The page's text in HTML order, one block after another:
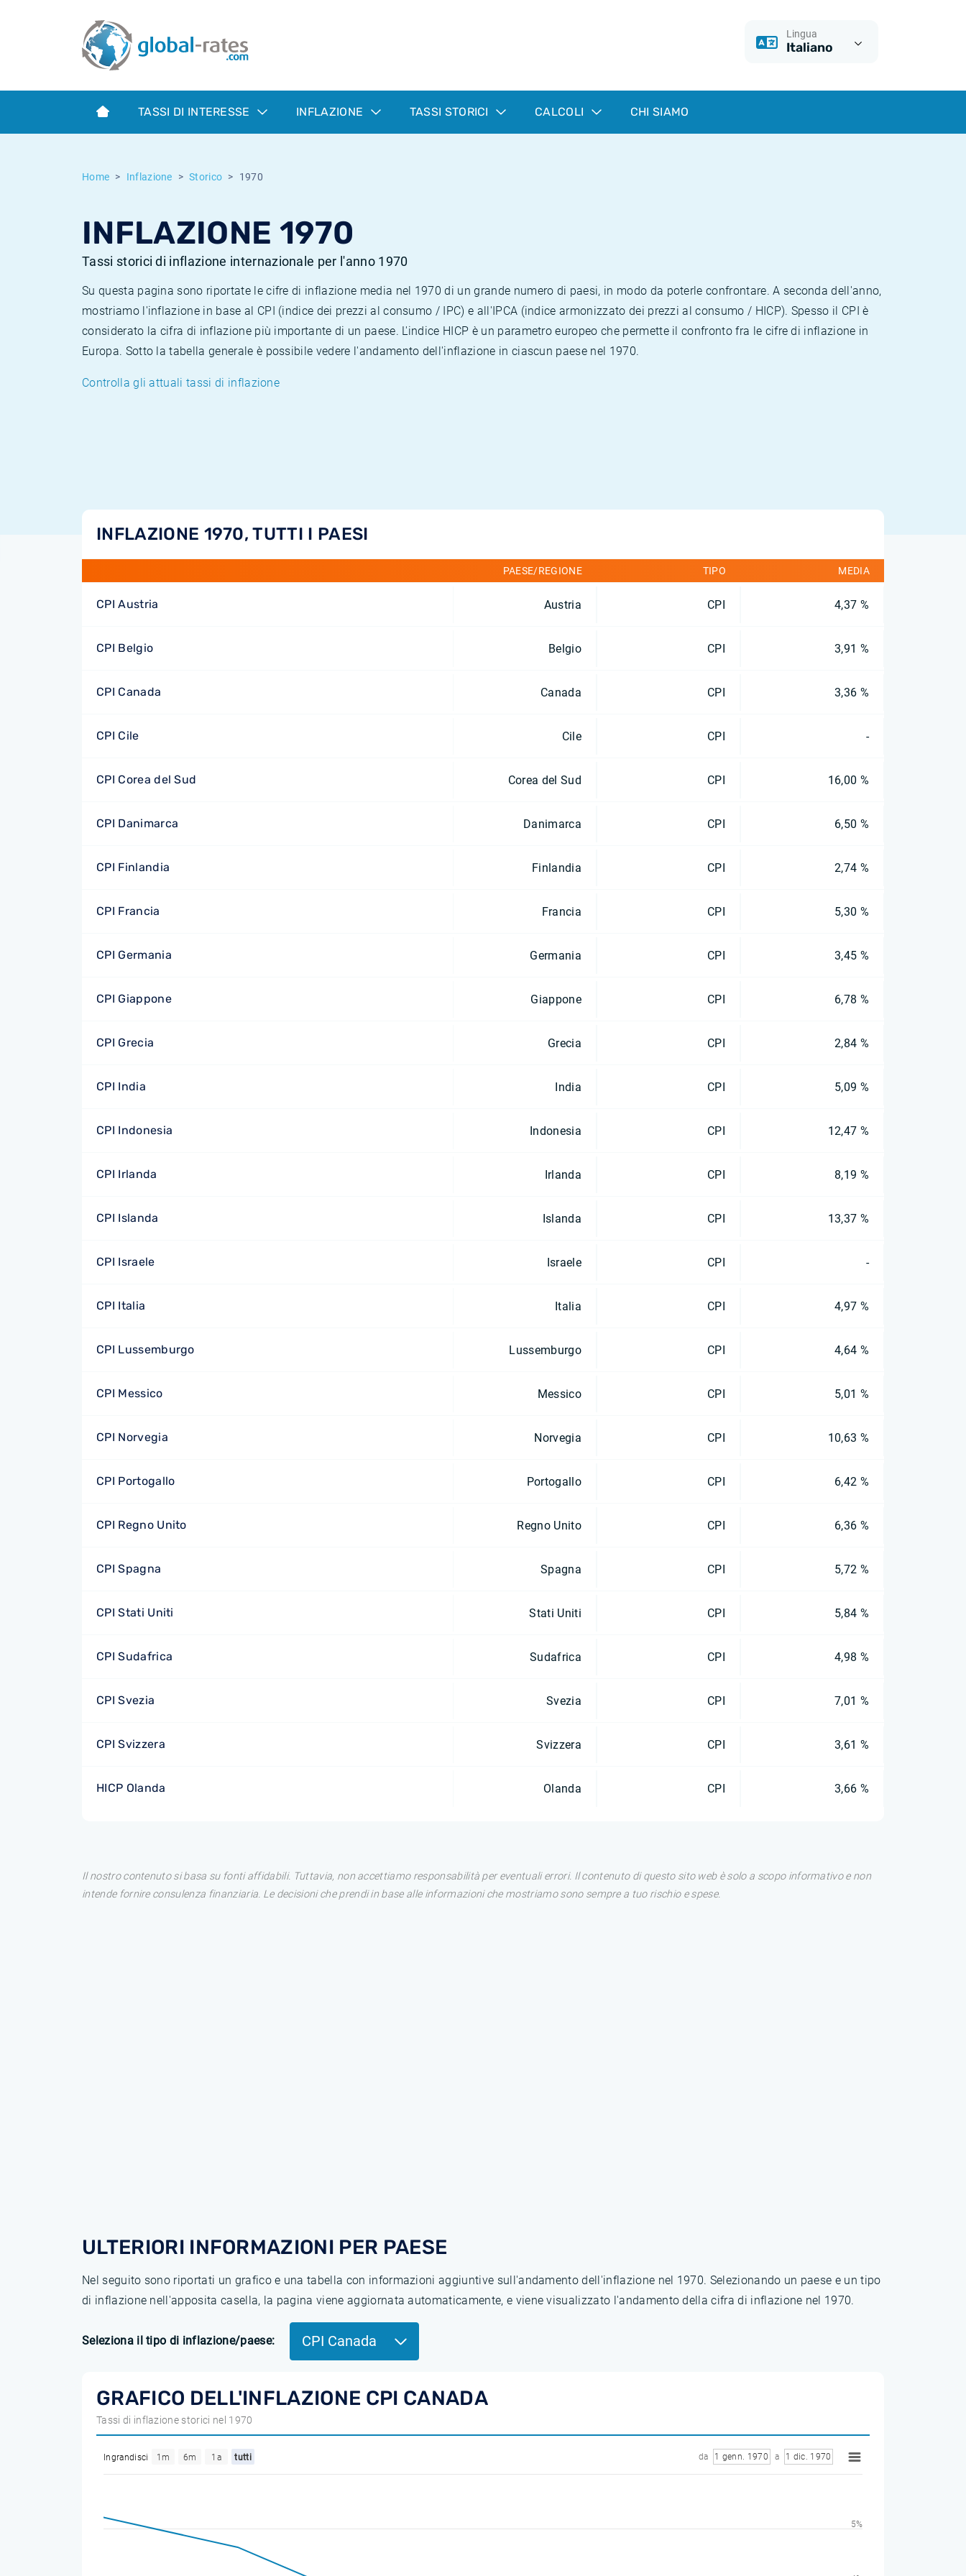
Lingua
Italiano
TASSI DI INTERESSE INFLAZIONE TASSI STORICI CALCOLI CHI SIAMO
Home Inflazione Storico 1970
INFLAZIONE 1970
Tassi storici di inflazione internazionale per l'anno 1970
Su questa pagina sono riportate le cifre di inflazione media nel 1970 di un grande numero di paesi, in modo da poterle confrontare. A seconda dell'anno,
mostriamo l'inflazione in base al CPI (indice dei prezzi al consumo / IPC) e all'IPCA (indice armonizzato dei prezzi al consumo / HICP). Spesso il CPI è
considerato la cifra di inflazione più importante di un paese. L'indice HICP è un parametro europeo che permette il confronto fra le cifre di inflazione in
Europa. Sotto la tabella generale è possibile vedere l'andamento dell'inflazione in ciascun paese nel 1970.
Controlla gli attuali tassi di inflazione
INFLAZIONE 1970, TUTTI I PAESI
PAESE/REGIONE TIPO MEDIA
CPI Austria Austria CPI 4,37 %
CPI Belgio Belgio CPI 3,91 %
CPI Canada Canada CPI 3,36 %
CPI Cile Cile CPI -
CPI Corea del Sud Corea del Sud CPI 16,00 %
CPI Danimarca Danimarca CPI 6,50 %
CPI Finlandia Finlandia CPI 2,74 %
CPI Francia Francia CPI 5,30 %
CPI Germania Germania CPI 3,45 %
CPI Giappone Giappone CPI 6,78 %
CPI Grecia Grecia CPI 2,84 %
CPI India India CPI 5,09 %
CPI Indonesia Indonesia CPI 12,47 %
CPI Irlanda Irlanda CPI 8,19 %
CPI Islanda Islanda CPI 13,37 %
CPI Israele Israele CPI -
CPI Italia Italia CPI 4,97 %
CPI Lussemburgo Lussemburgo CPI 4,64 %
CPI Messico Messico CPI 5,01 %
CPI Norvegia Norvegia CPI 10,63 %
CPI Portogallo Portogallo CPI 6,42 %
CPI Regno Unito Regno Unito CPI 6,36 %
CPI Spagna Spagna CPI 5,72 %
CPI Stati Uniti Stati Uniti CPI 5,84 %
CPI Sudafrica Sudafrica CPI 4,98 %
CPI Svezia Svezia CPI 7,01 %
CPI Svizzera Svizzera CPI 3,61 %
HICP Olanda Olanda CPI 3,66 %
Il nostro contenuto si basa su fonti affidabili. Tuttavia, non accettiamo responsabilità per eventuali errori. Il contenuto di questo sito web è solo a scopo informativo e non
intende fornire consulenza finanziaria. Le decisioni che prendi in base alle informazioni che mostriamo sono sempre a tuo rischio e spese.
ULTERIORI INFORMAZIONI PER PAESE
Nel seguito sono riportati un grafico e una tabella con informazioni aggiuntive sull'andamento dell'inflazione nel 1970. Selezionando un paese e un tipo
di inflazione nell'apposita casella, la pagina viene aggiornata automaticamente, e viene visualizzato l'andamento della cifra di inflazione nel 1970.
Seleziona il tipo di inflazione/paese: CPI Canada
GRAFICO DELL'INFLAZIONE CPI CANADA
Tassi di inflazione storici nel 1970
Ingrandisci 1m 6m 1a tutti da 1 genn. 1970 a 1 dic. 1970
5%
Term SOFR
Cos'è l'inflazione CPI?
Cos'è l'inflazione HICP?
Inflazione Svizzera
Tassi storici Euribor
Tassi storici di ESTER
Tassi di inflazione storici
Calcolatore dell’inflazione